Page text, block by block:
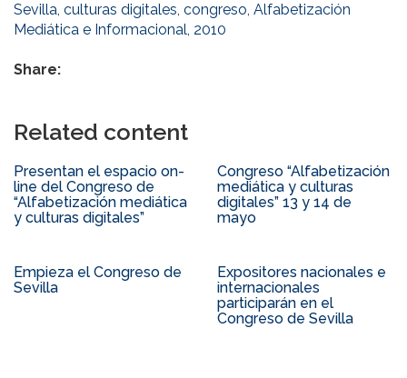
Sevilla, culturas digitales, congreso, Alfabetización
Mediática e Informacional, 2010
Share:
Related content
Presentan el espacio on-
line del Congreso de
“Alfabetización mediática
y culturas digitales”
Congreso “Alfabetización
mediática y culturas
digitales” 13 y 14 de
mayo
Empieza el Congreso de
Sevilla
Expositores nacionales e
internacionales
participarán en el
Congreso de Sevilla